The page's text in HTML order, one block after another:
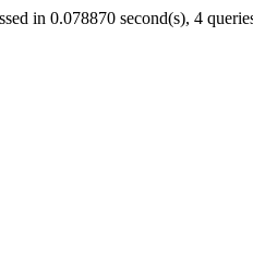
in 0.078870 second(s), 4